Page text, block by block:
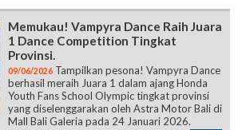
Memukau! Vampyra Dance Raih Juara
1 Dance Competition Tingkat
Provinsi.
09/06/2026 Tampilkan pesona! Vampyra Dance
berhasil meraih Juara 1 dalam ajang Honda
Youth Fans School Olympic tingkat provinsi
yang diselenggarakan oleh Astra Motor Bali di
Mall Bali Galeria pada 24 Januari 2026.